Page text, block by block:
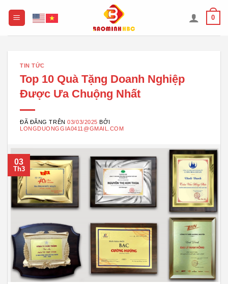
0
TIN TỨC
Top 10 Quà Tặng Doanh Nghiệp
Được Ưa Chuộng Nhất
ĐÃ ĐĂNG TRÊN03/03/2025 BỞI
LONGDUONGGIA0411@GMAIL.COM
03
Th3